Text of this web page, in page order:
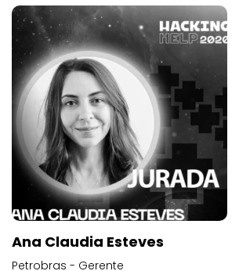
Ana Claudia Esteves
Petrobras - Gerente